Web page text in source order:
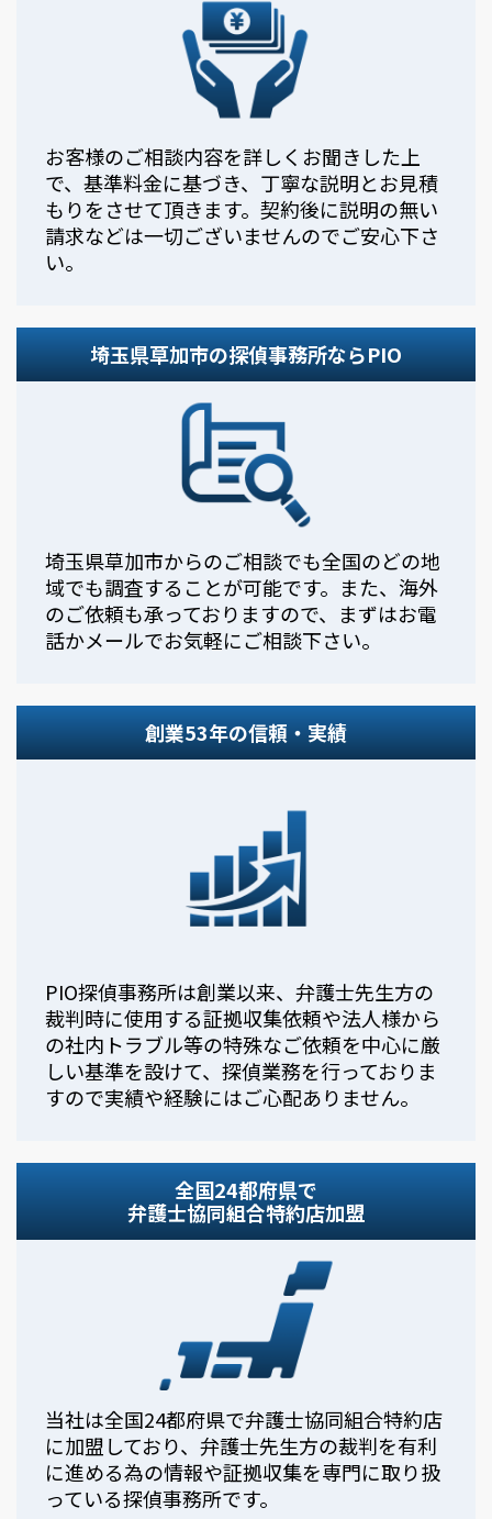
お客様のご相談内容を詳しくお聞きした上
で、基準料金に基づき、丁寧な説明とお見積
もりをさせて頂きます。契約後に説明の無い
請求などは一切ございませんのでご安心下さ
い。
埼玉県草加市の探偵事務所ならPIO
埼玉県草加市からのご相談でも全国のどの地
域でも調査することが可能です。また、海外
のご依頼も承っておりますので、まずはお電
話かメールでお気軽にご相談下さい。
創業53年の信頼・実績
PIO探偵事務所は創業以来、弁護士先生方の
裁判時に使用する証拠収集依頼や法人様から
の社内トラブル等の特殊なご依頼を中心に厳
しい基準を設けて、探偵業務を行っておりま
すので実績や経験にはご心配ありません。
全国24都府県で
弁護士協同組合特約店加盟
当社は全国24都府県で弁護士協同組合特約店
に加盟しており、弁護士先生方の裁判を有利
に進める為の情報や証拠収集を専門に取り扱
っている探偵事務所です。